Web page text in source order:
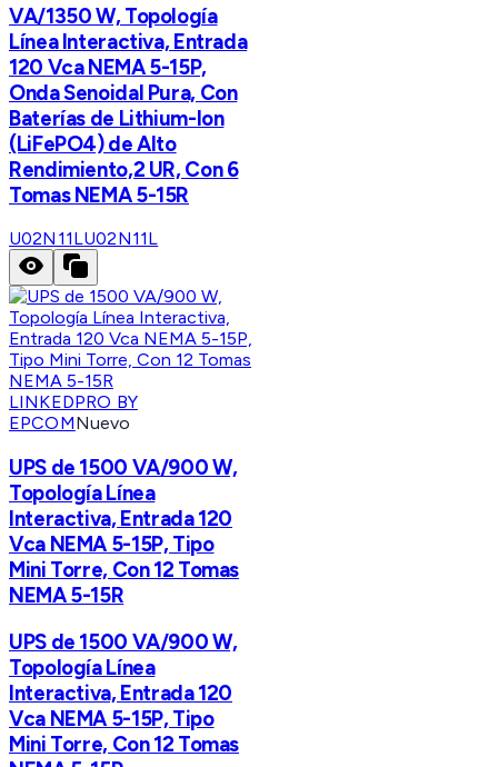
VA/1350 W, Topología
Línea Interactiva, Entrada
120 Vca NEMA 5-15P,
Onda Senoidal Pura, Con
Baterías de Lithium-Ion
(LiFePO4) de Alto
Rendimiento,2 UR, Con 6
Tomas NEMA 5-15R
U02N11LU02N11L
LINKEDPRO BY
EPCOMNuevo
UPS de 1500 VA/900 W,
Topología Línea
Interactiva, Entrada 120
Vca NEMA 5-15P, Tipo
Mini Torre, Con 12 Tomas
NEMA 5-15R
UPS de 1500 VA/900 W,
Topología Línea
Interactiva, Entrada 120
Vca NEMA 5-15P, Tipo
Mini Torre, Con 12 Tomas